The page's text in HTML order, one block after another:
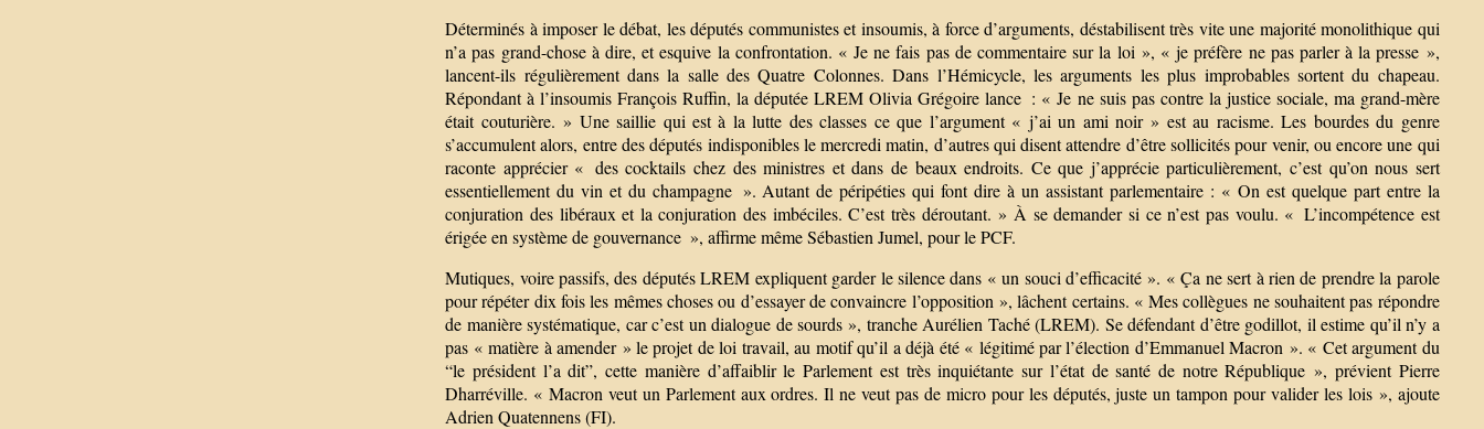
Déterminés à imposer le débat, les députés communistes et insoumis, à force d’arguments, déstabilisent très vite une majorité monolithique qui
n’a pas grand-chose à dire, et esquive la confrontation. « Je ne fais pas de commentaire sur la loi », « je préfère ne pas parler à la presse »,
lancent-ils régulièrement dans la salle des Quatre Colonnes. Dans l’Hémicycle, les arguments les plus improbables sortent du chapeau.
Répondant à l’insoumis François Ruffin, la députée LREM Olivia Grégoire lance : « Je ne suis pas contre la justice sociale, ma grand-mère
était couturière. » Une saillie qui est à la lutte des classes ce que l’argument « j’ai un ami noir » est au racisme. Les bourdes du genre
s’accumulent alors, entre des députés indisponibles le mercredi matin, d’autres qui disent attendre d’être sollicités pour venir, ou encore une qui
raconte apprécier « des cocktails chez des ministres et dans de beaux endroits. Ce que j’apprécie particulièrement, c’est qu’on nous sert
essentiellement du vin et du champagne ». Autant de péripéties qui font dire à un assistant parlementaire : « On est quelque part entre la
conjuration des libéraux et la conjuration des imbéciles. C’est très déroutant. » À se demander si ce n’est pas voulu. « L’incompétence est
érigée en système de gouvernance », affirme même Sébastien Jumel, pour le PCF.
Mutiques, voire passifs, des députés LREM expliquent garder le silence dans « un souci d’efficacité ». « Ça ne sert à rien de prendre la parole
pour répéter dix fois les mêmes choses ou d’essayer de convaincre l’opposition », lâchent certains. « Mes collègues ne souhaitent pas répondre
de manière systématique, car c’est un dialogue de sourds », tranche Aurélien Taché (LREM). Se défendant d’être godillot, il estime qu’il n’y a
pas « matière à amender » le projet de loi travail, au motif qu’il a déjà été « légitimé par l’élection d’Emmanuel Macron ». « Cet argument du
“le président l’a dit”, cette manière d’affaiblir le Parlement est très inquiétante sur l’état de santé de notre République », prévient Pierre
Dharréville. « Macron veut un Parlement aux ordres. Il ne veut pas de micro pour les députés, juste un tampon pour valider les lois », ajoute
Adrien Quatennens (FI).